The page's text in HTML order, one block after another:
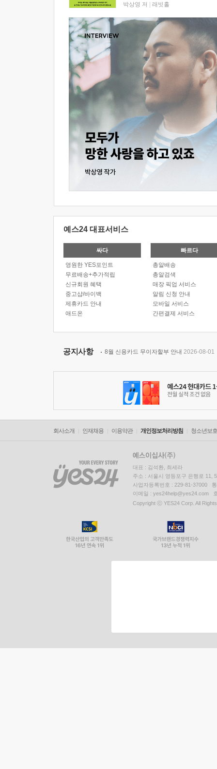
박상영 저 래빗홀
예스24 대표서비스
싸다
영원한 YES포인트
무료배송+추가적립
신규회원 혜택
중고샵/바이백
제휴카드 안내
애드온
빠르다
총알배송
총알검색
매장 픽업 서비스
알림 신청 안내
모바일 서비스
간편결제 서비스
공지사항 8월 신용카드 무이자할부 안내 2026-08-01
회사소개 인재채용 이용약관 개인정보처리방침 청소년보
대표 : 김석환, 최세라
주소 : 서울시 영등포구 은행로 11,
사업자등록번호 : 229-81-37000
이메일 : yes24help@yes24.com
Copyright ⓒ YES24 Corp. All